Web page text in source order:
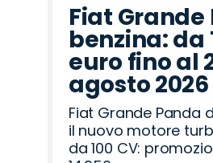
Fiat Grande
benzina: da
euro fino al
agosto 2026
Fiat Grande Panda
il nuovo motore
da 100 CV: